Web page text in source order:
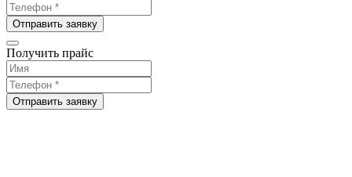
Отправить заявку
Получить прайс
Отправить заявку